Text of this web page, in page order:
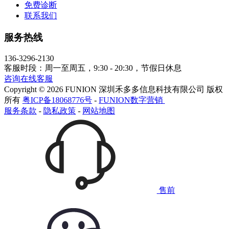
免费诊断
联系我们
服务热线
136-3296-2130
客服时段：周一至周五，9:30 - 20:30，节假日休息
咨询在线客服
Copyright © 2026 FUNION 深圳禾多多信息科技有限公司 版权
所有 粤ICP备18068776号 - FUNION数字营销
服务条款 - 隐私政策 - 网站地图
售前